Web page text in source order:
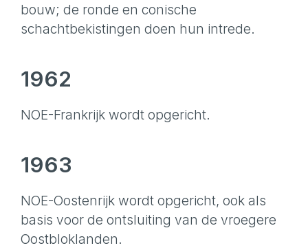
bouw; de ronde en conische
schachtbekistingen doen hun intrede.
1962
NOE-Frankrijk wordt opgericht.
1963
NOE-Oostenrijk wordt opgericht, ook als
basis voor de ontsluiting van de vroegere
Oostbloklanden.